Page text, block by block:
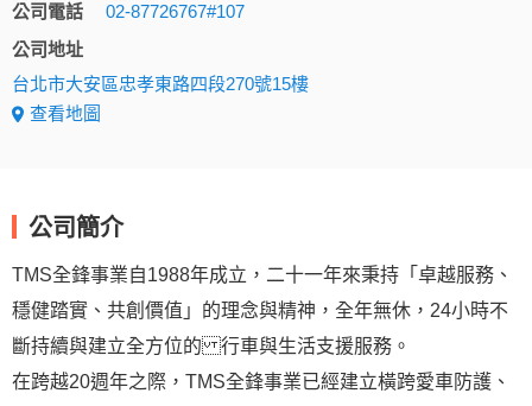
公司電話
02-87726767#107
公司地址
台北市大安區忠孝東路四段270號15樓
查看地圖
公司簡介
TMS全鋒事業自1988年成立，二十一年來秉持「卓越服務、
穩健踏實、共創價值」的理念與精神，全年無休，24小時不
斷持續與建立全方位的 行車與生活支援服務。
在跨越20週年之際，TMS全鋒事業已經建立橫跨愛車防護、